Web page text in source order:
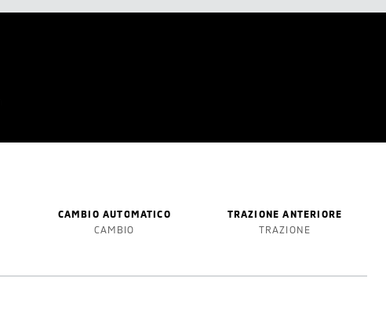
CAMBIO AUTOMATICO
CAMBIO
TRAZIONE ANTERIORE
TRAZIONE